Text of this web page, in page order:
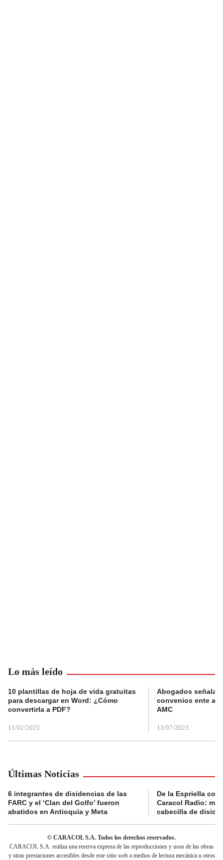
Lo más leído
10 plantillas de hoja de vida gratuitas
para descargar en Word: ¿Cómo
convertirla a PDF?
11/02/2025
Abogados
convenios ente
AMC
13/07/2023
Últimas Noticias
6 integrantes de disidencias de las
FARC y el ‘Clan del Golfo’ fueron
abatidos en Antioquia y Meta
De la Espriella
Caracol Radio:
cabecilla de
© CARACOL S.A. Todos los derechos reservados.
CARACOL S.A. realiza una reserva expresa de las reproducciones y usos de las obras
y otras prestaciones accesibles desde este sitio web a medios de lectura mecánica u otros